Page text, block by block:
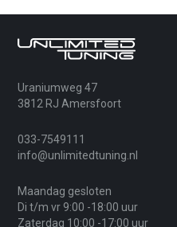
Wat betekent
model?
Wij hebben eigen
Daardoor kunnen we
gasrespons,
sportiviteit.
Is een
Nee, een
Uraniumweg 47
3812 RJ Amersfoort
033-7549111
info@unlimitedtuning.nl
Maandag gesloten
Di t/m vr 9:00 -18:00 uur
Zaterdag 10:00 -17:00 uur